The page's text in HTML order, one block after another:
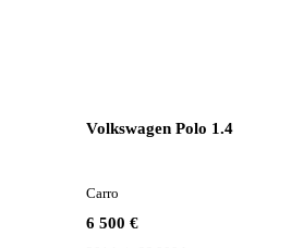
Volkswagen Polo 1.4
6 500 €
Carro